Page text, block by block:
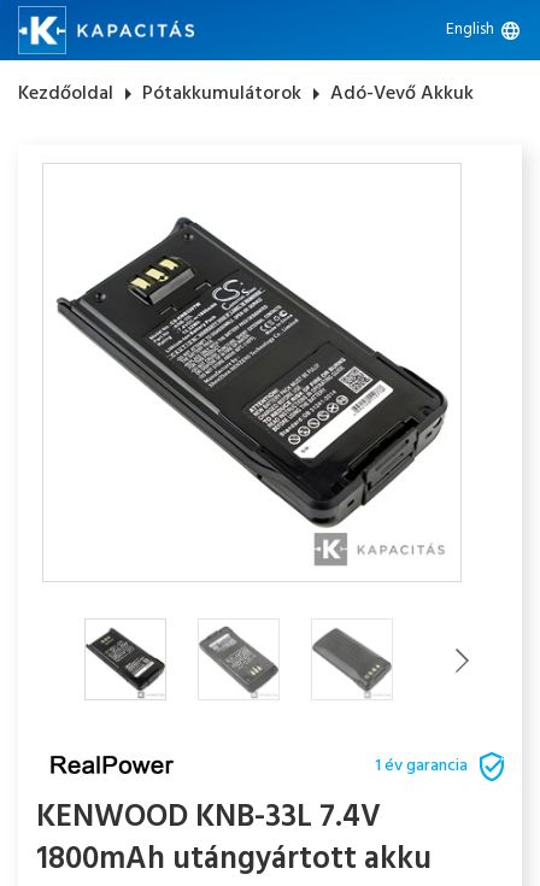
English language
Kezdőoldal arrow_right Pótakkumulátorok arrow_right Adó-Vevő Akkuk
1 év garancia
KENWOOD KNB-33L 7.4V
1800mAh utángyártott akku